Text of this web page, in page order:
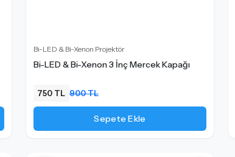
Bi-LED & Bi-Xenon Projektör
Bi-LED & Bi-Xenon 3 İnç Mercek Kapağı
750 TL 900 TL
Sepete Ekle